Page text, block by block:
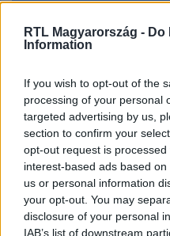
RTL Magyarország - Do
Information
If you wish to opt-out of the
processing of your personal
targeted advertising by us,
section to confirm your
opt-out request is
interest-based ads based
us or personal information
your opt-out. You may
disclosure of your personal
IAB’s list of downstream
#BARÁTOK KÖZT #
#HARMATH GERGŐ #
#BERÉNYI TIMI #BERÉNYI
RTL RTL KLUB